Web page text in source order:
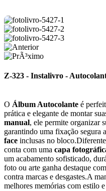
Z-323 - Instalivro -
O Álbum Autocolante é
prática e elegante de montar
manual, ele permite organizar
garantindo uma fixação segura
face inclusas no
conta com uma capa
um acabamento sofisticado,
foto ou arte ganha destaque
contra marcas e desgastes.A
melhores memórias com estilo